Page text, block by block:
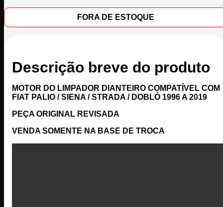
FORA DE ESTOQUE
Descrição breve do produto
MOTOR DO LIMPADOR DIANTEIRO COMPATÍVEL COM
FIAT PALIO / SIENA / STRADA / DOBLÒ 1996 A 2019
PEÇA ORIGINAL REVISADA
VENDA SOMENTE NA BASE DE TROCA